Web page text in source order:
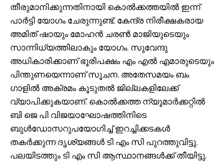
തീരുമാനിക്കുന്നതിനായി കൊൽക്കത്തയിൽ ഇന്ന്
പാർട്ടി യോഗം ചേരുന്നുണ്ട്. കേന്ദ്ര നിരീക്ഷകരായ
അമിത് ഷായും മോഹൻ ചരൺ മാജിയുടെയും
സാന്നിധ്യത്തിലാകും യോഗം. സുവേന്ദു
അധികാരിക്കാണ് ഭൂരിപക്ഷം എം എൽ എമാരുടെയും
പിന്തുണയെന്നാണ് സൂചന. അതേസമയം ബം​
ഗാളിൽ അക്രമം കൂടുതൽ ജില്ലകളിലേക്ക്
വ്യാപിക്കുകയാണ്. കൊൽക്കത്ത ന്യൂമാർക്കറ്റിൽ
ബി ജെ പി വിജയാഘോഷത്തിനിടെ
ബുൾഡോസറുപയോ​ഗിച്ച് ഇറച്ചിക്കടകൾ
തകർക്കുന്ന ദൃശ്യങ്ങൾ ടി എം സി പുറത്തുവിട്ടു.
പലയിടത്തും ടി എം സി ആസ്ഥാനങ്ങൾക്ക് തീയിട്ടു.